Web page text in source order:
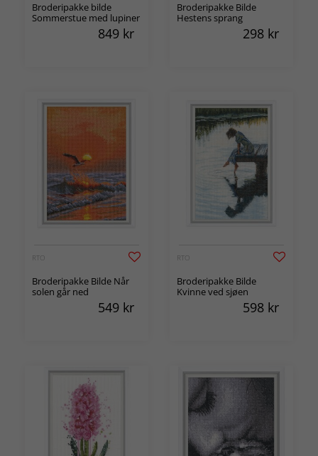
Broderipakke bilde
Sommerstue med lupiner
849 kr
Broderipakke Bilde
Hestens sprang
298 kr
RTO
Broderipakke Bilde Når
solen går ned
549 kr
RTO
Broderipakke Bilde
Kvinne ved sjøen
598 kr